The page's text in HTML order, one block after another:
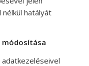
hatályát
módosítása
adatkezeléseivel